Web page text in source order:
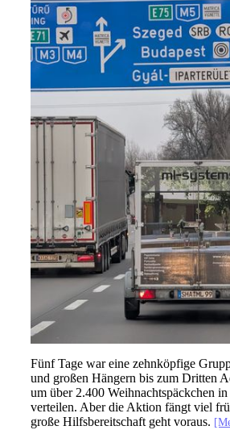
Fünf Tage war eine zehnköpfige
und großen Hängern bis zum Dritten
um über 2.400 Weihnachtspäckchen
verteilen. Aber die Aktion fängt viel
große Hilfsbereitschaft geht voraus.